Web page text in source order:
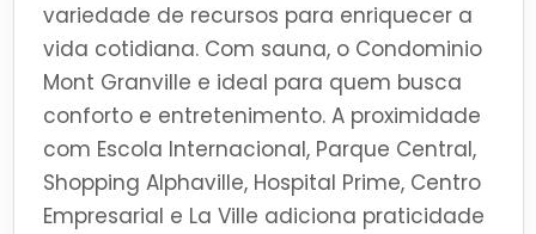
variedade de recursos para enriquecer a
vida cotidiana. Com sauna, o Condominio
Mont Granville e ideal para quem busca
conforto e entretenimento. A proximidade
com Escola Internacional, Parque Central,
Shopping Alphaville, Hospital Prime, Centro
Empresarial e La Ville adiciona praticidade